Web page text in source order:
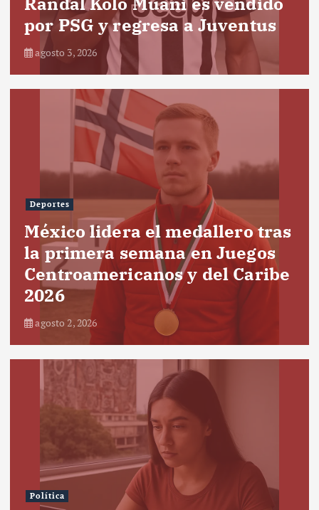
por PSG y regresa a Juventus
agosto 3, 2026
Deportes
México lidera el medallero tras
la primera semana en Juegos
Centroamericanos y del Caribe
2026
agosto 2, 2026
Política